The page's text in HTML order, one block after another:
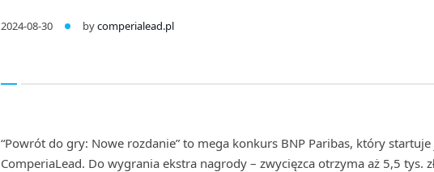
2024-08-30 bycomperialead.pl
“Powrót do gry: Nowe rozdanie” to mega konkurs BNP Paribas, który
ComperiaLead. Do wygrania ekstra nagrody – zwycięzca otrzyma aż 5,5 tys.